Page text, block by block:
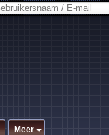
Meer